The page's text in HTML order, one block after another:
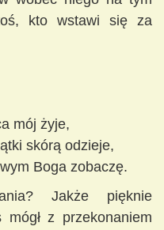
kto wstawi się za
mój żyje,
skórą odzieje,
Boga zobaczę.
Jakże pięknie
z przekonaniem